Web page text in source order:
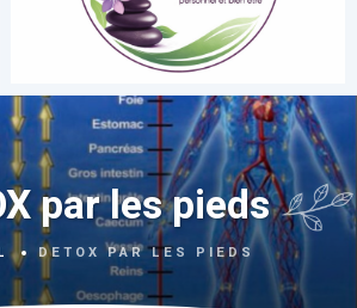
par les pieds
DETOX PAR LES PIEDS